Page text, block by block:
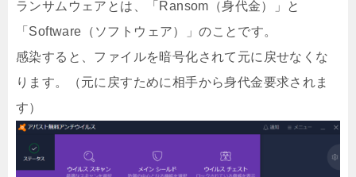
ランサムウェアとは、「Ransom（身代金）」と
「Software（ソフトウェア）」のことです。
感染すると、ファイルを暗号化されて元に戻せなくな
ります。（元に戻すために相手から身代金要求されま
す）